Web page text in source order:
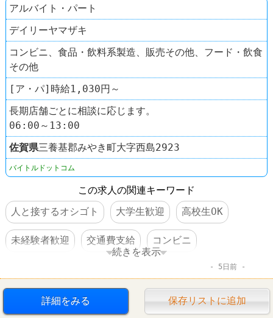
アルバイト・パート
デイリーヤマザキ
コンビニ、食品・飲料系製造、販売その他、フード・飲食
その他
[ア・パ]時給1,030円～
長期店舗ごとに相談に応じます。
06:00～13:00
佐賀県三養基郡みやき町大字西島2923
バイトルドットコム
この求人の関連キーワード
人と接するオシゴト
大学生歓迎 高校生OK
未経験者歓迎 交通費支給 コンビニ
続きを表示
5日前
詳細をみる 保存リストに追加